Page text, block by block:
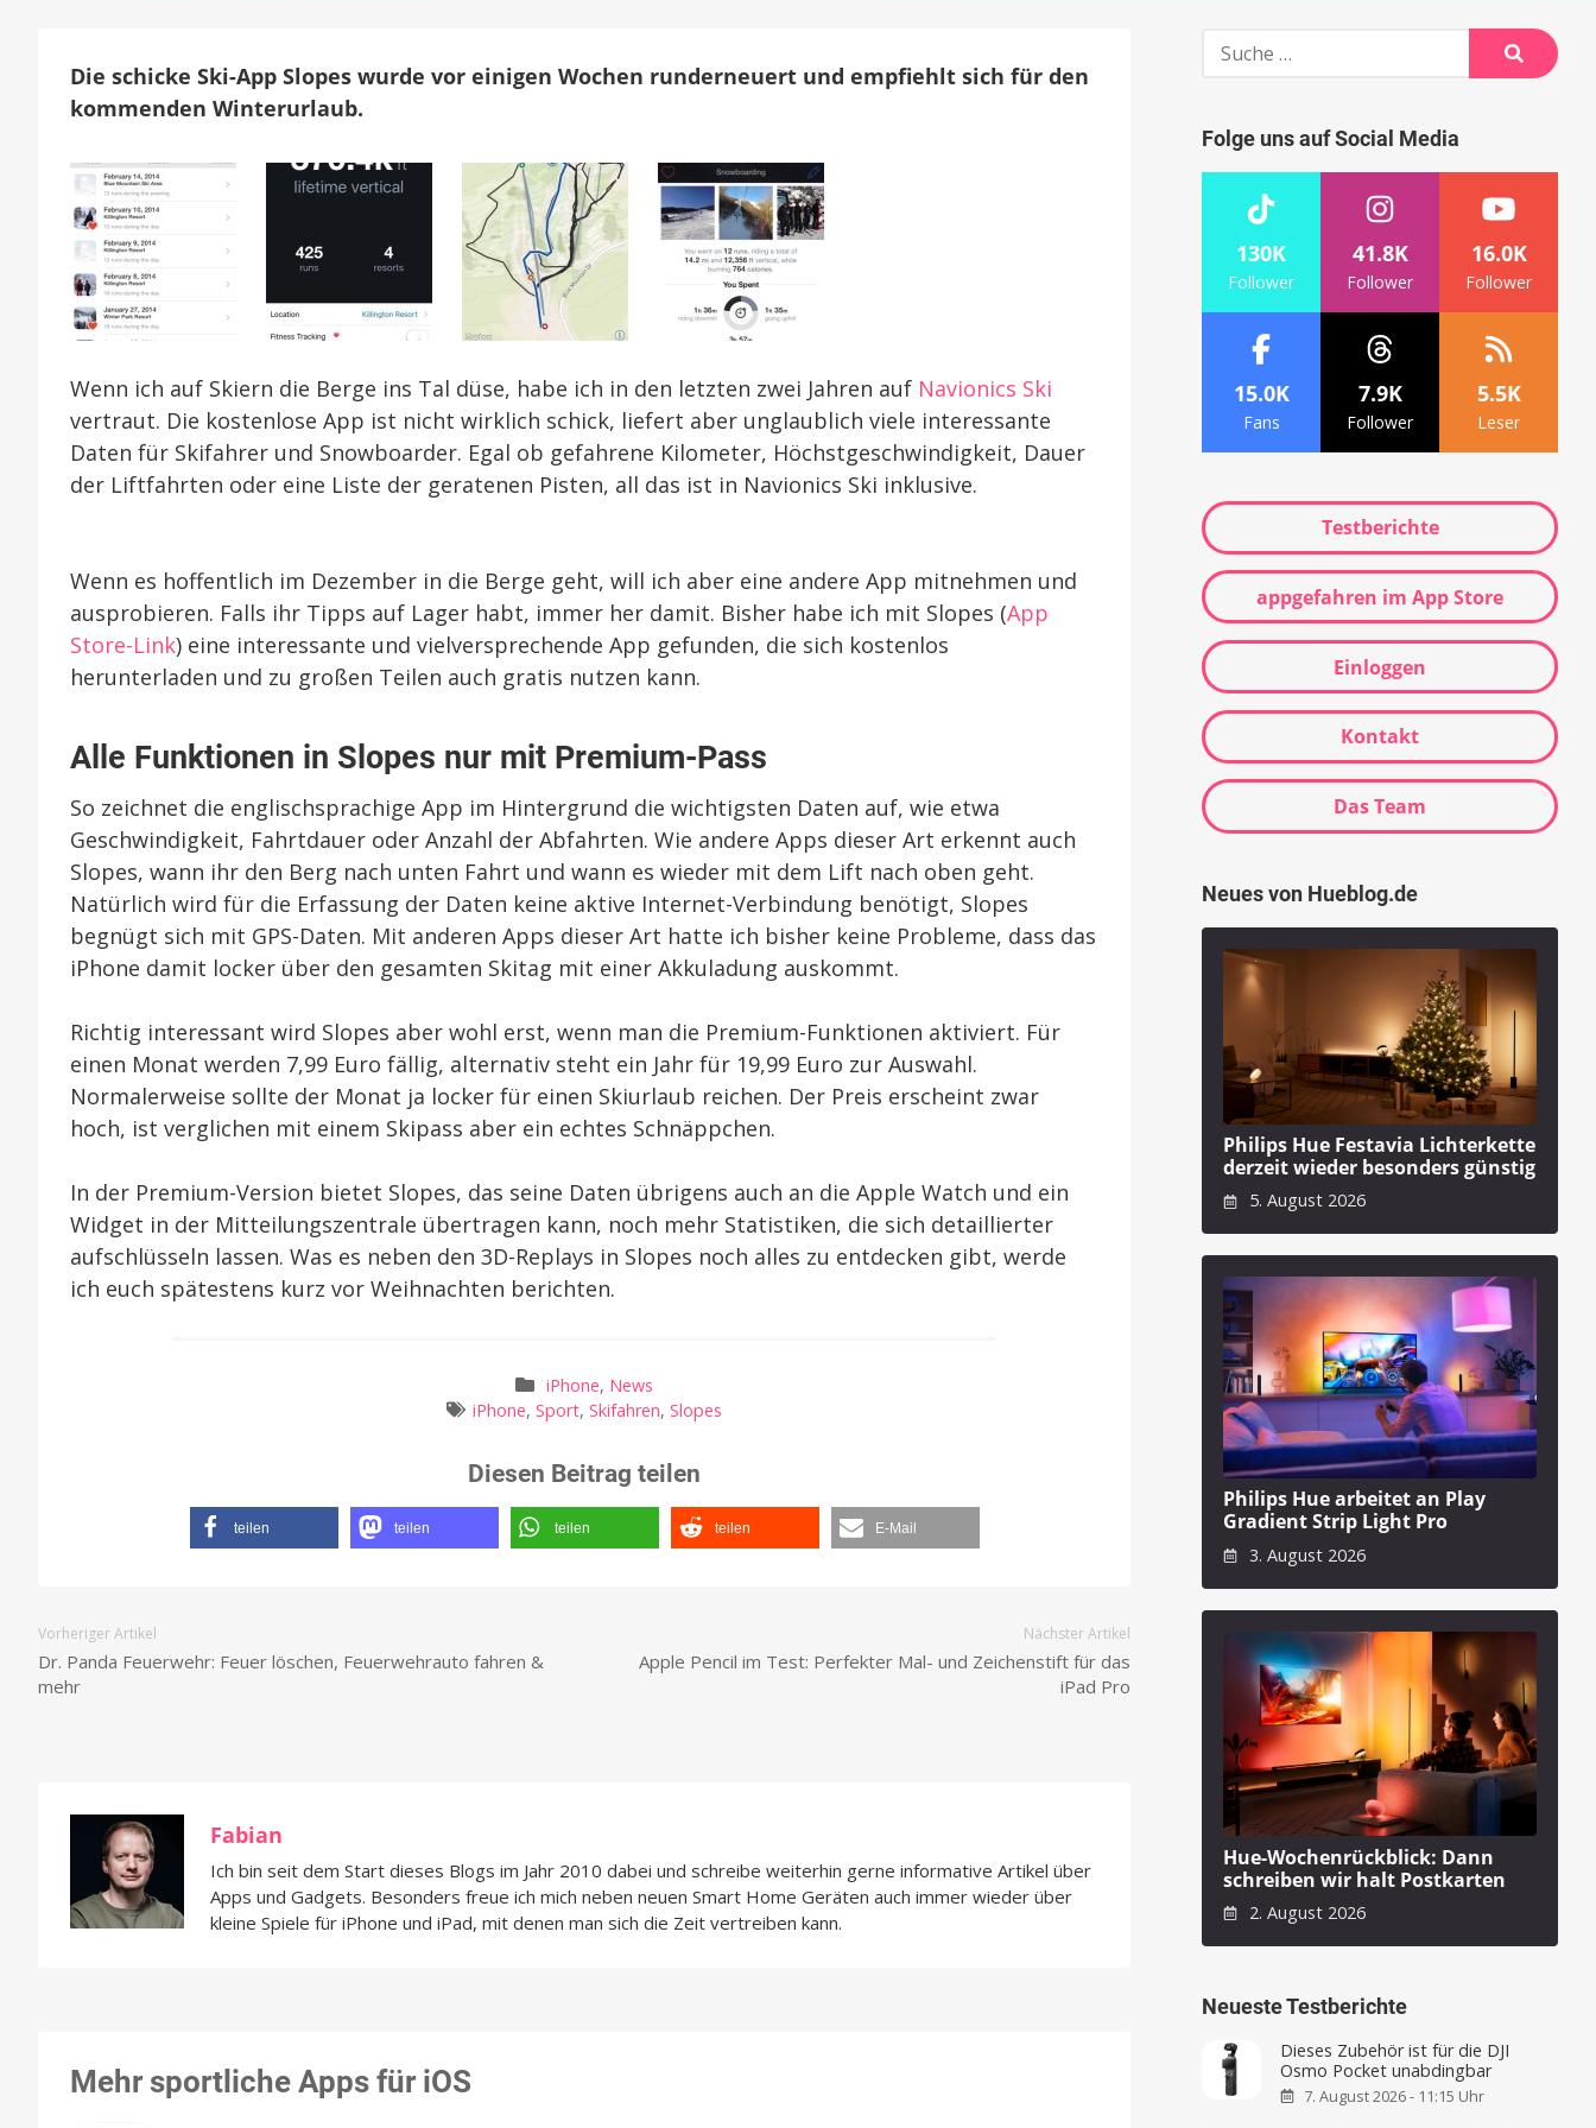
&
Die schicke Ski-App Slopes wurde vor einigen Wochen runderneuert und empfiehlt sich für den
kommenden Winterurlaub.
Wenn ich auf Skiern die Berge ins Tal düse, habe ich in den letzten zwei Jahren auf Navionics Ski
vertraut. Die kostenlose App ist nicht wirklich schick, liefert aber unglaublich viele interessante
Daten für Skifahrer und Snowboarder. Egal ob gefahrene Kilometer, Höchstgeschwindigkeit, Dauer
der Liftfahrten oder eine Liste der geratenen Pisten, all das ist in Navionics Ski inklusive.
Wenn es hoffentlich im Dezember in die Berge geht, will ich aber eine andere App mitnehmen und
ausprobieren. Falls ihr Tipps auf Lager habt, immer her damit. Bisher habe ich mit Slopes (App
Store-Link) eine interessante und vielversprechende App gefunden, die sich kostenlos
herunterladen und zu großen Teilen auch gratis nutzen kann.
Alle Funktionen in Slopes nur mit Premium-Pass
So zeichnet die englischsprachige App im Hintergrund die wichtigsten Daten auf, wie etwa
Geschwindigkeit, Fahrtdauer oder Anzahl der Abfahrten. Wie andere Apps dieser Art erkennt auch
Slopes, wann ihr den Berg nach unten Fahrt und wann es wieder mit dem Lift nach oben geht.
Natürlich wird für die Erfassung der Daten keine aktive Internet-Verbindung benötigt, Slopes
begnügt sich mit GPS-Daten. Mit anderen Apps dieser Art hatte ich bisher keine Probleme, dass das
iPhone damit locker über den gesamten Skitag mit einer Akkuladung auskommt.
Richtig interessant wird Slopes aber wohl erst, wenn man die Premium-Funktionen aktiviert. Für
einen Monat werden 7,99 Euro fällig, alternativ steht ein Jahr für 19,99 Euro zur Auswahl.
Normalerweise sollte der Monat ja locker für einen Skiurlaub reichen. Der Preis erscheint zwar
hoch, ist verglichen mit einem Skipass aber ein echtes Schnäppchen.
In der Premium-Version bietet Slopes, das seine Daten übrigens auch an die Apple Watch und ein
Widget in der Mitteilungszentrale übertragen kann, noch mehr Statistiken, die sich detaillierter
aufschlüsseln lassen. Was es neben den 3D-Replays in Slopes noch alles zu entdecken gibt, werde
ich euch spätestens kurz vor Weihnachten berichten.
iPhone, News
iPhone, Sport, Skifahren, Slopes
Diesen Beitrag teilen
teilen teilen teilen teilen E-Mail
Vorheriger Artikel
Dr. Panda Feuerwehr: Feuer löschen, Feuerwehrauto fahren &
mehr
Nächster Artikel
Apple Pencil im Test: Perfekter Mal- und Zeichenstift für das
iPad Pro
Fabian
Ich bin seit dem Start dieses Blogs im Jahr 2010 dabei und schreibe weiterhin gerne informative Artikel über
Apps und Gadgets. Besonders freue ich mich neben neuen Smart Home Geräten auch immer wieder über
kleine Spiele für iPhone und iPad, mit denen man sich die Zeit vertreiben kann.
Mehr sportliche Apps für iOS
Suche
Suche
Folge uns auf Social Media
130K
Follower
41.8K
Follower
16.0K
Follower
15.0K
Fans
7.9K
Follower
5.5K
Leser
Testberichte
appgefahren im App Store
Einloggen
Kontakt
Das Team
Neues von Hueblog.de
Philips Hue Festavia Lichterkette
derzeit wieder besonders günstig
5. August 2026
Philips Hue arbeitet an Play
Gradient Strip Light Pro
3. August 2026
Hue-Wochenrückblick: Dann
schreiben wir halt Postkarten
2. August 2026
Neueste Testberichte
Dieses Zubehör ist für die DJI
Osmo Pocket unabdingbar
7. August 2026 - 11:15 Uhr